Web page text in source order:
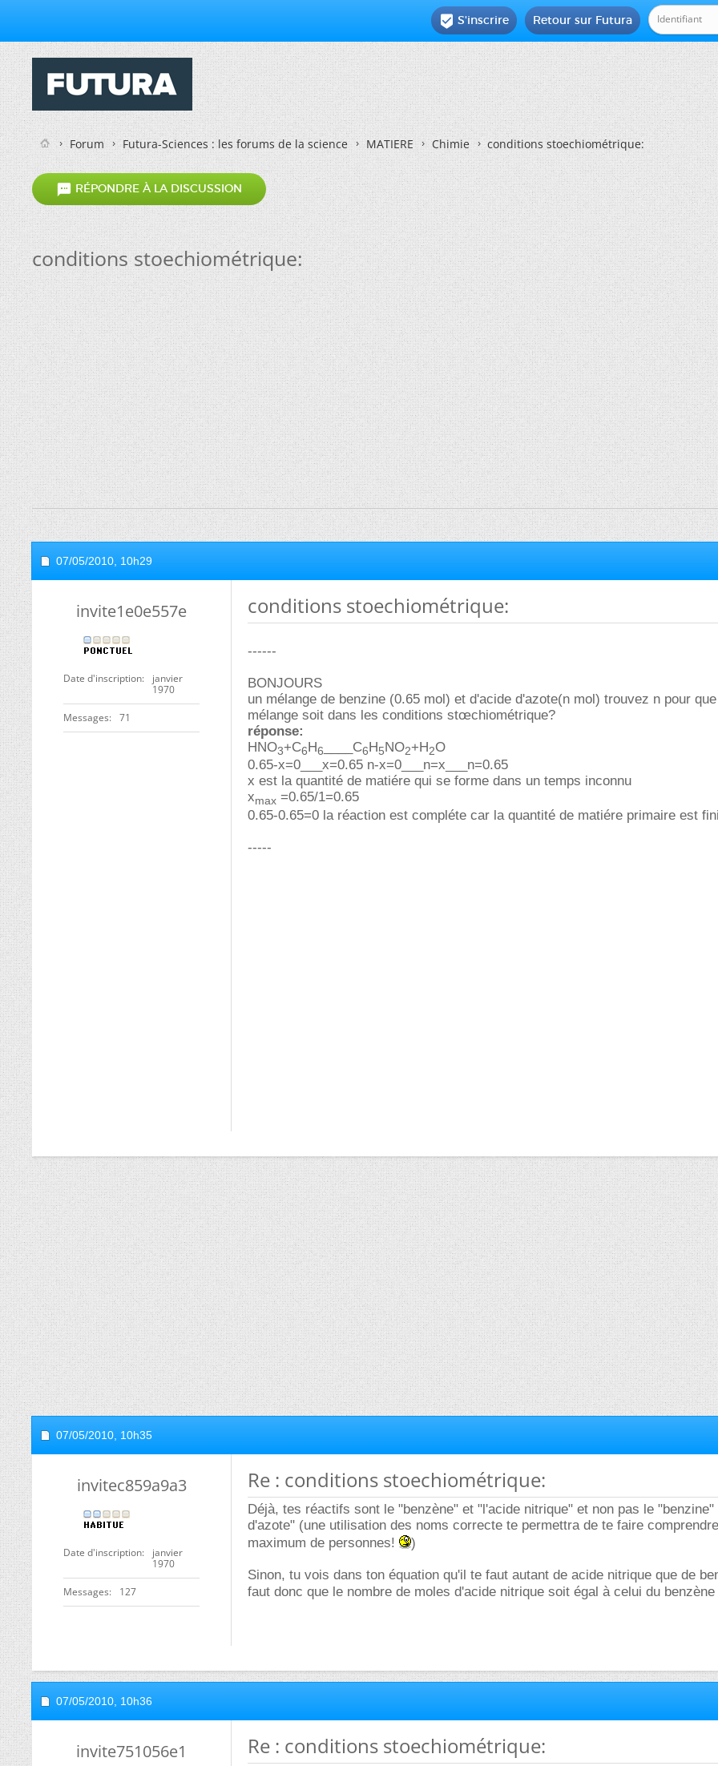
Retour sur Futura
 S'inscrire
Forum Futura-Sciences : les forums de la science MATIERE Chimie conditions stoechiométrique:
 RÉPONDRE À LA DISCUSSION
conditions stoechiométrique:
07/05/2010, 10h29
invite1e0e557e
Date d'inscription
janvier
1970
Messages 71
conditions stoechiométrique:
------
BONJOURS
un mélange de benzine (0.65 mol) et d'acide d'azote(n mol) trouvez n pour
mélange soit dans les conditions stœchiométrique?
réponse:
HNO3+C6H6 ____C6H5NO2+H2O
0.65-x=0___x=0.65 n-x=0___n=x___n=0.65
x est la quantité de matiére qui se forme dans un temps inconnu
xmax =0.65/1=0.65
0.65-0.65=0 la réaction est compléte car la quantité de matiére primaire est
-----
07/05/2010, 10h35
invitec859a9a3
Date d'inscription
janvier
1970
Messages 127
Re : conditions stoechiométrique:
Déjà, tes réactifs sont le "benzène" et "l'acide nitrique" et non pas le "benzine"
d'azote" (une utilisation des noms correcte te permettra de te faire
maximum de personnes!
)
Sinon, tu vois dans ton équation qu'il te faut autant de acide nitrique que de
faut donc que le nombre de moles d'acide nitrique soit égal à celui du benzène
07/05/2010, 10h36
invite751056e1 Re : conditions stoechiométrique: